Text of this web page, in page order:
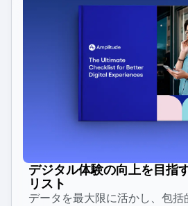
デジタル体験の向上を目指
リスト
データを最大限に活かし、包括